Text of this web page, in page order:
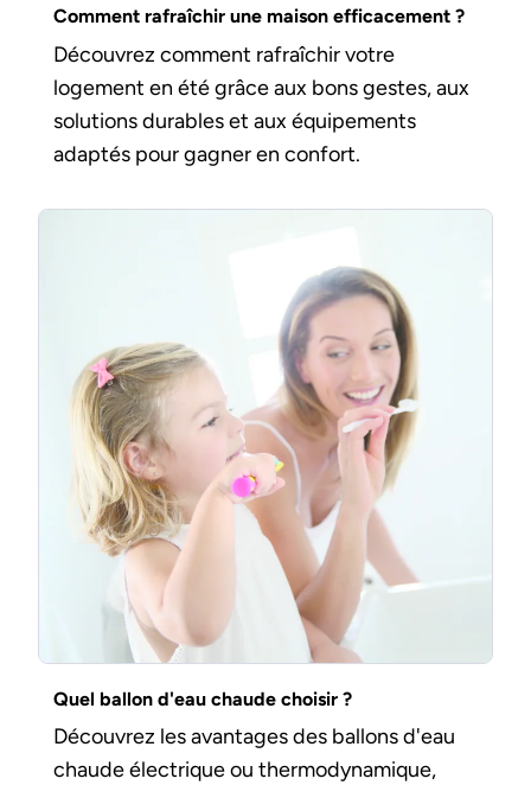
Comment rafraîchir une maison efficacement ?
Découvrez comment rafraîchir votre
logement en été grâce aux bons gestes, aux
solutions durables et aux équipements
adaptés pour gagner en confort.
Quel ballon d'eau chaude choisir ?
Découvrez les avantages des ballons d'eau
chaude électrique ou thermodynamique,